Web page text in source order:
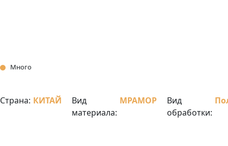
Много
Страна: КИТАЙ
Вид
материала:
МРАМОР
Вид
обработки: